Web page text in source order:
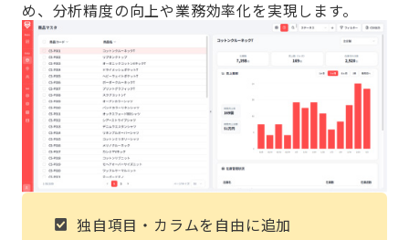
め、分析精度の向上や業務効率化を実現します。
独自項目・カラムを自由に追加